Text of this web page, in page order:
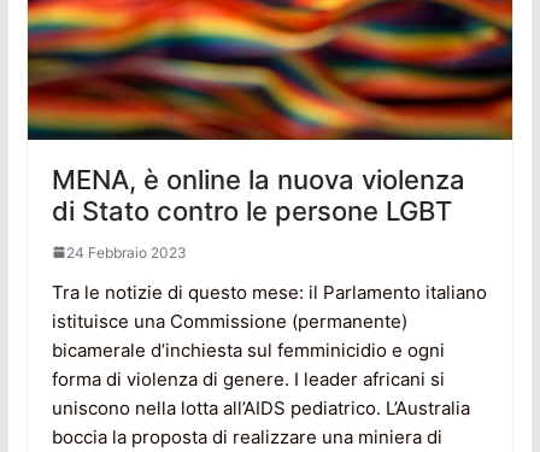
MENA, è online la nuova violenza
di Stato contro le persone LGBT
24 Febbraio 2023
Tra le notizie di questo mese: il Parlamento italiano
istituisce una Commissione (permanente)
bicamerale d’inchiesta sul femminicidio e ogni
forma di violenza di genere. I leader africani si
uniscono nella lotta all’AIDS pediatrico. L’Australia
boccia la proposta di realizzare una miniera di